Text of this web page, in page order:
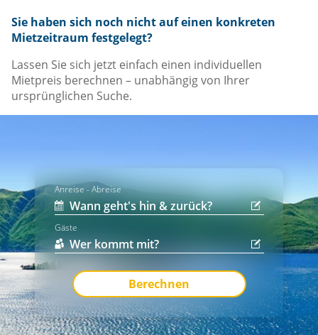
Sie haben sich noch nicht auf einen konkreten
Mietzeitraum festgelegt?
Lassen Sie sich jetzt einfach einen individuellen
Mietpreis berechnen – unabhängig von Ihrer
ursprünglichen Suche.
Anreise - Abreise
Gäste
Berechnen